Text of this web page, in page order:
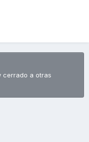
cerrado a otras